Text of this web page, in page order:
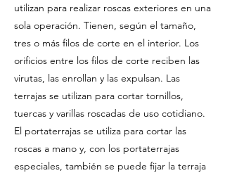
utilizan para realizar roscas exteriores en una
sola operación. Tienen, según el tamaño,
tres o más filos de corte en el interior. Los
orificios entre los filos de corte reciben las
virutas, las enrollan y las expulsan. Las
terrajas se utilizan para cortar tornillos,
tuercas y varillas roscadas de uso cotidiano.
El portaterrajas se utiliza para cortar las
roscas a mano y, con los portaterrajas
especiales, también se puede fijar la terraja